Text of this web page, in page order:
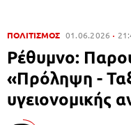
ΠΟΛΙΤΙΣΜΟΣ 01.06.2026
Ρέθυμνο:
«Πρόληψη -
υγειονομικής